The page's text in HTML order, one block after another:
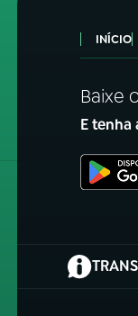
INÍCIO
Baixe
E tenha
(abre em